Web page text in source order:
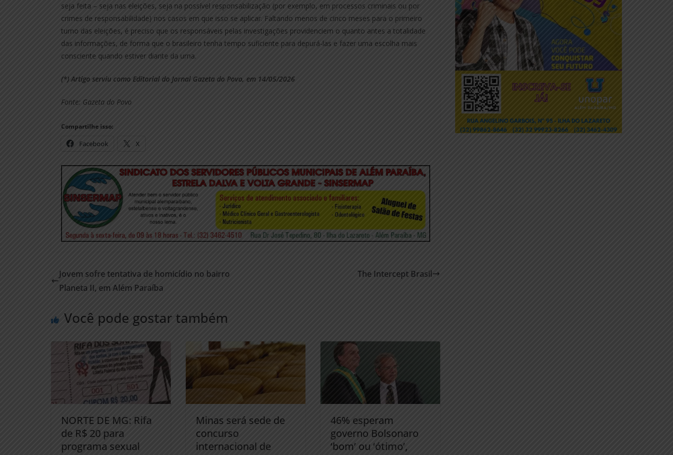
seja feita – seja nas eleições, seja na possível responsabilização (por exemplo, em processos criminais ou por
crimes de responsabilidade) nos casos em que isso se aplicar. Faltando menos de cinco meses para o primeiro
turno das eleições, é preciso que os responsáveis pelas investigações providenciem o quanto antes a totalidade
das informações, de forma que o brasileiro tenha tempo suficiente para depurá-las e fazer uma escolha mais
consciente quando estiver diante da urna.
(*) Artigo serviu como Editorial do Jornal Gazeta do Povo, em 14/05/2026
Fonte: Gazeta do Povo
Compartilhe isso:
Facebook X
Jovem sofre tentativa de homicídio no bairro
Planeta II, em Além Paraíba
The Intercept Brasil
Você pode gostar também
NORTE DE MG: Rifa
de R$ 20 para
programa sexual
Minas será sede de
concurso
internacional de
46% esperam
governo Bolsonaro
‘bom’ ou ‘ótimo’,